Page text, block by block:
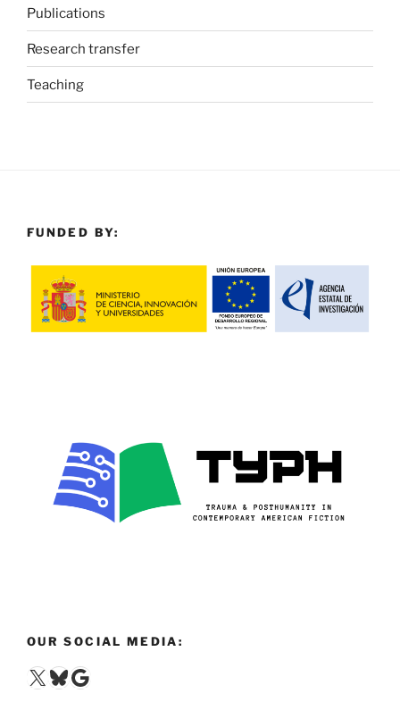
Publications
Research transfer
Teaching
FUNDED BY:
OUR SOCIAL MEDIA:
X Bluesky
Google